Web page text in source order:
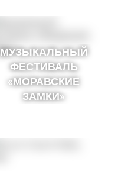
МУЗЫКАЛЬНЫЙ
ФЕСТИВАЛЬ
«МОРАВСКИЕ
ЗАМКИ»